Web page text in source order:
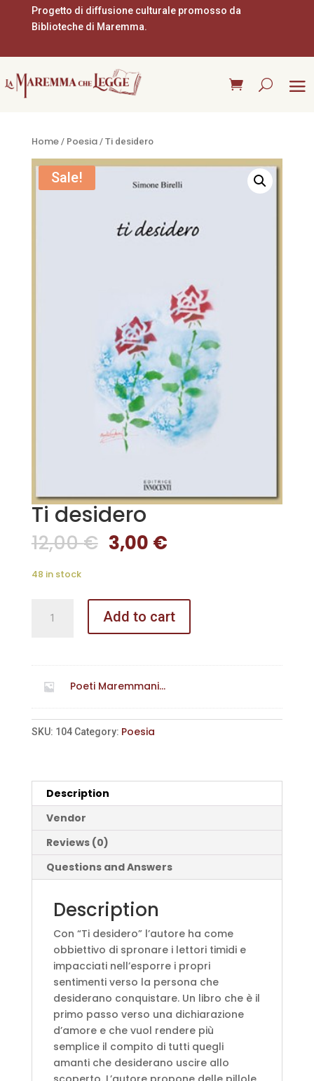
Progetto di diffusione culturale promosso da
Biblioteche di Maremma.
Home/ Poesia/ Ti desidero
Sale!
Ti desidero
12,00€ 3,00 €
48 in stock
desidero
Add to cart
Poeti Maremmani...
SKU: 104 Category: Poesia
Description
Vendor
Reviews (0)
Questions and Answers
Description
Con “Ti desidero” l’autore ha come
obbiettivo di spronare i lettori timidi e
impacciati nell’esporre i propri
sentimenti verso la persona che
desiderano conquistare. Un libro che è il
primo passo verso una dichiarazione
d’amore e che vuol rendere più
semplice il compito di tutti quegli
amanti che desiderano uscire allo